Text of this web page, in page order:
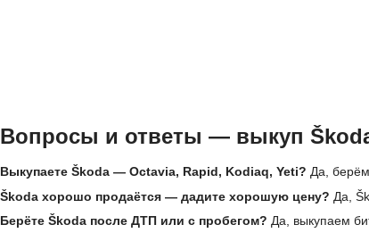
Вопросы и ответы — выкуп
Выкупаете Škoda — Octavia, Rapid, Kodiaq, Yeti? Да,
Škoda хорошо продаётся — дадите хорошую цену? Да,
Берёте Škoda после ДТП или с пробегом? Да, выкупаем